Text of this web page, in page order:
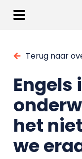
Terug naar
Engels
het
we